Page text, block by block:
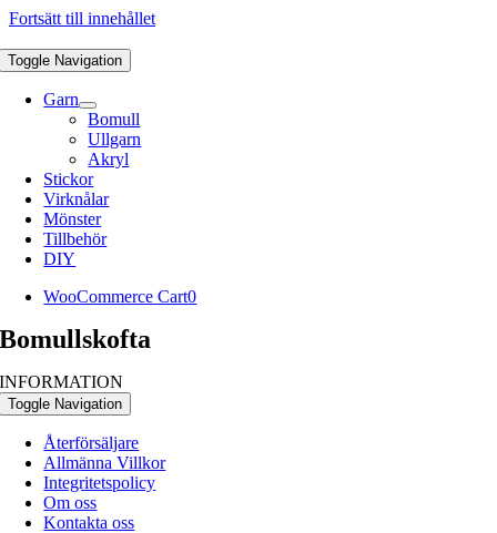
Fortsätt till innehållet
Toggle Navigation
Garn
Bomull
Ullgarn
Akryl
Stickor
Virknålar
Mönster
Tillbehör
DIY
WooCommerce Cart0
Bomullskofta
INFORMATION
Toggle Navigation
Återförsäljare
Allmänna Villkor
Integritetspolicy
Om oss
Kontakta oss